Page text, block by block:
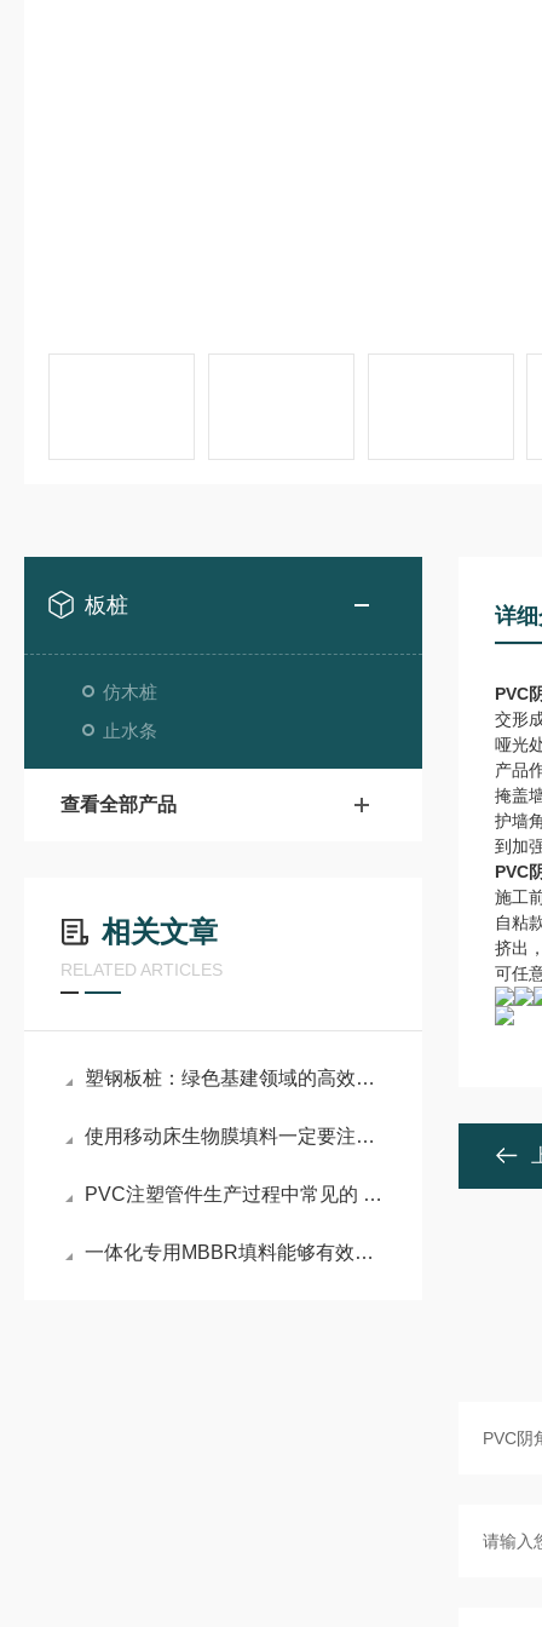
板桩
仿木桩
止水条
查看全部产品
相关文章
RELATED ARTICLES
塑钢板桩：绿色基建领域的高效防护新材料
使用移动床生物膜填料一定要注意什么
PVC注塑管件生产过程中常见的 20+个问题及解决办法
一体化专用MBBR填料能够有效地去除污染物质，且不会产生二次污染
详
PVC
交形
哑光
产品
掩盖
护墙
到加
PVC
施工
自粘
挤出
可任